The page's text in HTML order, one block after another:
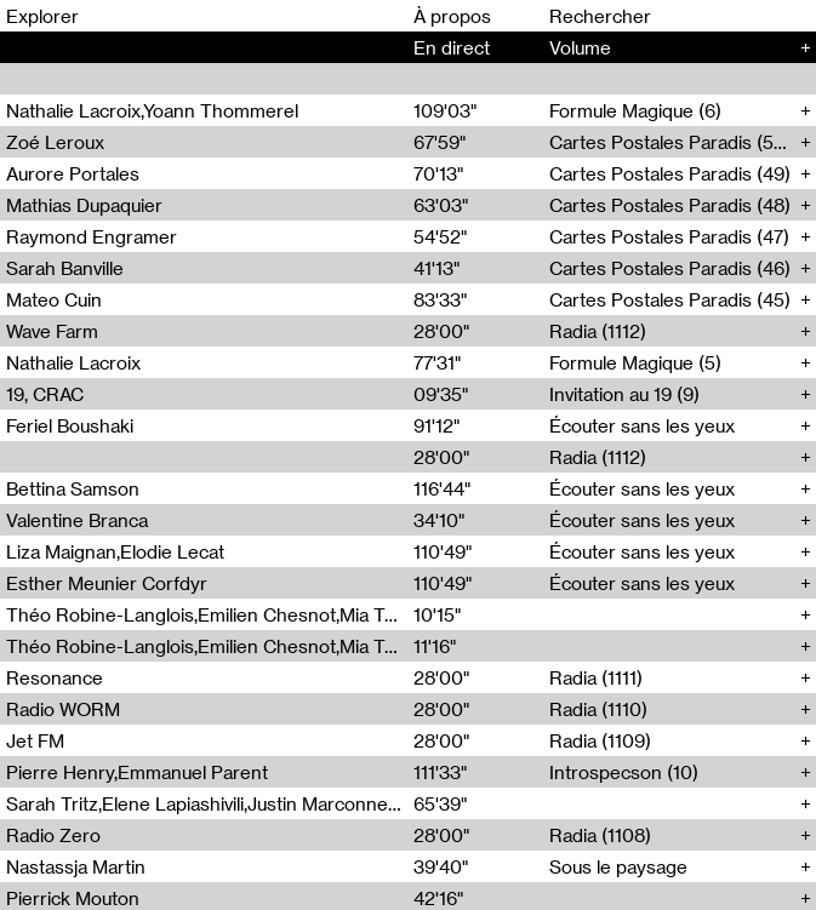
Explorer
À propos
En direct Volume +
Nathalie Lacroix,Yoann Thommerel 109'03"
Formule Magique (6)
Zoé Leroux 67'59"
Cartes Postales Paradis (50)
Aurore Portales 70'13"
Cartes Postales Paradis (49)
Mathias Dupaquier 63'03"
Cartes Postales Paradis (48)
Raymond Engramer 54'52"
Cartes Postales Paradis (47)
Sarah Banville 41'13"
Cartes Postales Paradis (46)
Mateo Cuin 83'33"
Cartes Postales Paradis (45)
Wave Farm 28'00"
Radia (1112)
Nathalie Lacroix 77'31"
Formule Magique (5)
19, CRAC 09'35"
Invitation au 19 (9)
Feriel Boushaki 91'12"
Écouter sans les yeux
28'00"
Radia (1112)
Bettina Samson 116'44"
Écouter sans les yeux
Valentine Branca 34'10"
Écouter sans les yeux
Liza Maignan,Elodie Lecat 110'49"
Écouter sans les yeux
Esther Meunier Corfdyr 110'49"
Écouter sans les yeux
Théo Robine-Langlois,Emilien Chesnot,Mia Trabalon
10'15"
Théo Robine-Langlois,Emilien Chesnot,Mia Trabalon
11'16"
Resonance 28'00"
Radia (1111)
Radio WORM 28'00"
Radia (1110)
Jet FM 28'00"
Radia (1109)
Pierre Henry,Emmanuel Parent 111'33"
Introspecson (10)
Sarah Tritz,Elene Lapiashivili,Justin Marconnet,Mateo Cuche,Esther Lechevalier,Suzie Lecroart,Romance Castelet
65'39"
Radio Zero 28'00"
Radia (1108)
Nastassja Martin 39'40"
Sous le paysage
Pierrick Mouton
42'16"
00
00